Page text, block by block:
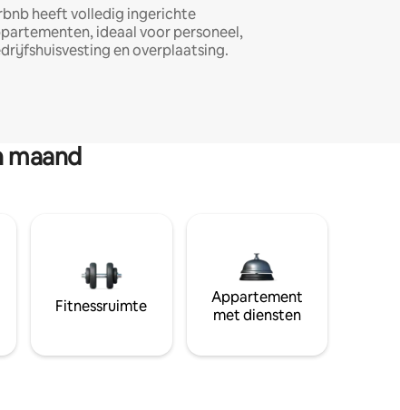
heeft volledig ingerichte
ideaal voor personeel,
en overplaatsing.
maand
Fitnessruimte
Appartement
met diensten